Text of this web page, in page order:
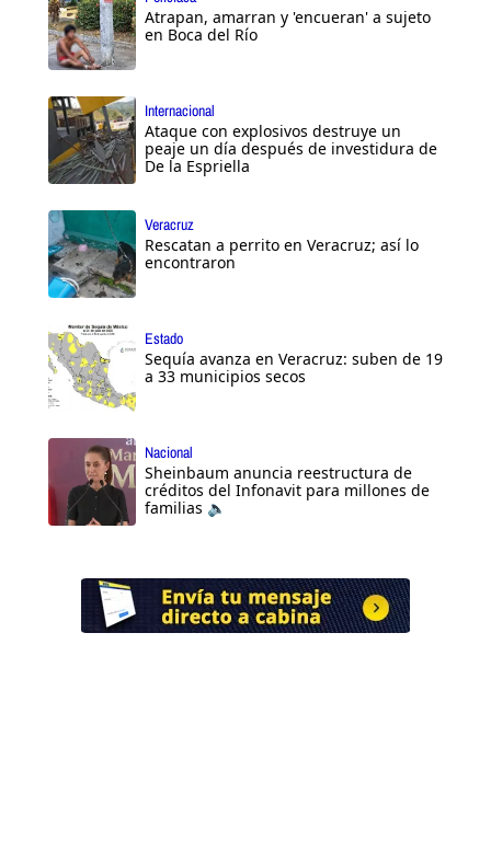
Atrapan, amarran y 'encueran' a sujeto
en Boca del Río
Internacional
Ataque con explosivos destruye un
peaje un día después de investidura de
De la Espriella
Veracruz
Rescatan a perrito en Veracruz; así lo
encontraron
Estado
Sequía avanza en Veracruz: suben de 19
a 33 municipios secos
Nacional
Sheinbaum anuncia reestructura de
créditos del Infonavit para millones de
familias 🔈